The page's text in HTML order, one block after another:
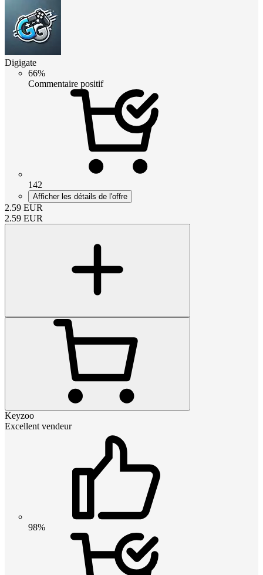
Digigate
66%
Commentaire positif
142
Afficher les détails de l'offre
2.59 EUR
2.59 EUR
Keyzoo
Excellent vendeur
98%